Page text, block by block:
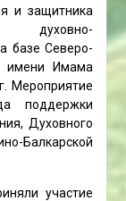
и защитника
духовно-
базе Северо-
имени Имама
Мероприятие
поддержки
Духовного
Балкарской
участие